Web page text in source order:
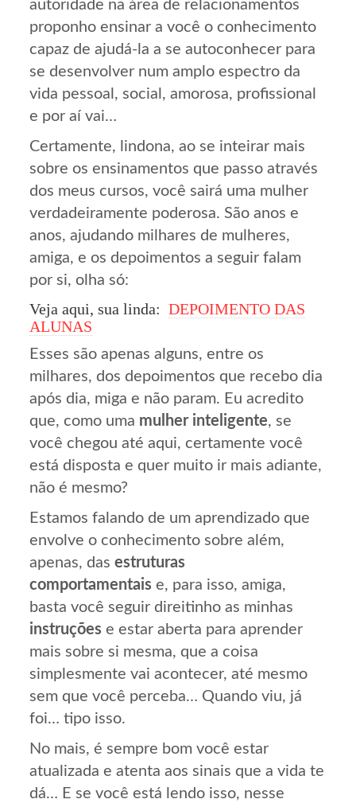
autoridade na área de relacionamentos
proponho ensinar a você o conhecimento
capaz de ajudá-la a se autoconhecer para
se desenvolver num amplo espectro da
vida pessoal, social, amorosa, profissional
e por aí vai…
Certamente, lindona, ao se inteirar mais
sobre os ensinamentos que passo através
dos meus cursos, você sairá uma mulher
verdadeiramente poderosa. São anos e
anos, ajudando milhares de mulheres,
amiga, e os depoimentos a seguir falam
por si, olha só:
Veja aqui, sua linda:DEPOIMENTO DAS
ALUNAS
Esses são apenas alguns, entre os
milhares, dos depoimentos que recebo dia
após dia, miga e não param. Eu acredito
que, como uma mulher inteligente, se
você chegou até aqui, certamente você
está disposta e quer muito ir mais adiante,
não é mesmo?
Estamos falando de um aprendizado que
envolve o conhecimento sobre além,
apenas, dasestruturas
comportamentais e, para isso, amiga,
basta você seguir direitinho as minhas
instruções e estar aberta para aprender
mais sobre si mesma, que a coisa
simplesmente vai acontecer, até mesmo
sem que você perceba… Quando viu, já
foi… tipo isso.
No mais, é sempre bom você estar
atualizada e atenta aos sinais que a vida te
dá… E se você está lendo isso, nesse